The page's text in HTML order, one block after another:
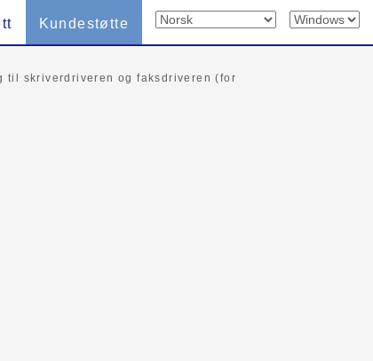
Kundestøtte
til skriverdriveren og faksdriveren (for